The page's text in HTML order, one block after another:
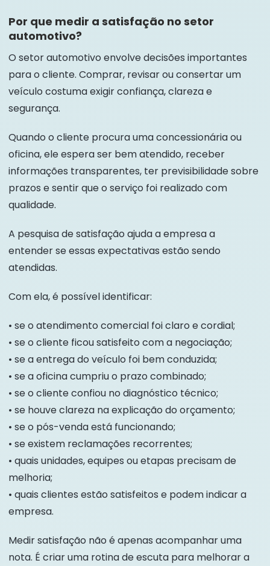
Por que medir a satisfação no setor
automotivo?
O setor automotivo envolve decisões importantes
para o cliente. Comprar, revisar ou consertar um
veículo costuma exigir confiança, clareza e
segurança.
Quando o cliente procura uma concessionária ou
oficina, ele espera ser bem atendido, receber
informações transparentes, ter previsibilidade sobre
prazos e sentir que o serviço foi realizado com
qualidade.
A pesquisa de satisfação ajuda a empresa a
entender se essas expectativas estão sendo
atendidas.
Com ela, é possível identificar:
• se o atendimento comercial foi claro e cordial;
• se o cliente ficou satisfeito com a negociação;
• se a entrega do veículo foi bem conduzida;
• se a oficina cumpriu o prazo combinado;
• se o cliente confiou no diagnóstico técnico;
• se houve clareza na explicação do orçamento;
• se o pós-venda está funcionando;
• se existem reclamações recorrentes;
• quais unidades, equipes ou etapas precisam de
melhoria;
• quais clientes estão satisfeitos e podem indicar a
empresa.
Medir satisfação não é apenas acompanhar uma
nota. É criar uma rotina de escuta para melhorar a